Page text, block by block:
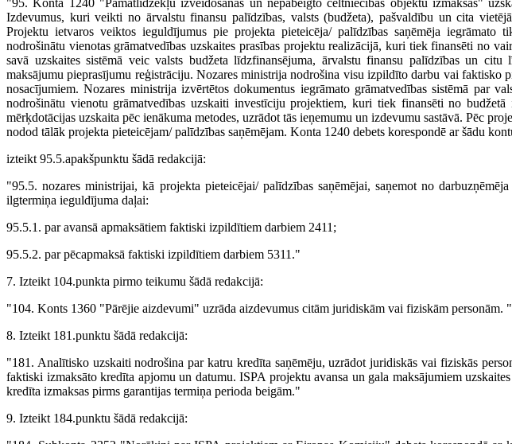
"95. Kontā 1240 "Pamatlīdzekļu izveidošanas un nepabeigto celtniecības objektu izmaksas"
Izdevumus, kuri veikti no ārvalstu finansu palīdzības, valsts (budžeta), pašvaldību un cita
Projektu ietvaros veiktos ieguldījumus pie projekta pieteicēja/ palīdzības saņēmēja iegrāmato
nodrošinātu vienotas grāmatvedības uzskaites prasības projektu realizācijā, kuri tiek finansēti no
savā uzskaites sistēmā veic valsts budžeta līdzfinansējuma, ārvalstu finansu palīdzības un citu
maksājumu pieprasījumu reģistrāciju. Nozares ministrija nodrošina visu izpildīto darbu vai faktisko
nosacījumiem. Nozares ministrija izvērtētos dokumentus iegrāmato grāmatvedības sistēmā par
nodrošinātu vienotu grāmatvedības uzskaiti investīciju projektiem, kuri tiek finansēti no
mērķdotācijas uzskaita pēc ienākuma metodes, uzrādot tās ieņemumu un izdevumu sastāvā. Pēc
nodod tālāk projekta pieteicējam/ palīdzības saņēmējam. Konta 1240 debets korespondē ar šādu
izteikt 95.5.apakšpunktu šādā redakcijā:
"95.5. nozares ministrijai, kā projekta pieteicējai/ palīdzības saņēmējai, saņemot no
ilgtermiņa ieguldījuma daļai:
95.5.1. par avansā apmaksātiem faktiski izpildītiem darbiem 2411;
95.5.2. par pēcapmaksā faktiski izpildītiem darbiem 5311."
7. Izteikt 104.punkta pirmo teikumu šādā redakcijā:
"104. Konts 1360 "Pārējie aizdevumi" uzrāda aizdevumus citām juridiskām vai fiziskām personām. "
8. Izteikt 181.punktu šādā redakcijā:
"181. Analītisko uzskaiti nodrošina par katru kredīta saņēmēju, uzrādot juridiskās vai fiziskās
faktiski izmaksāto kredīta apjomu un datumu. ISPA projektu avansa un gala maksājumiem
kredīta izmaksas pirms garantijas termiņa perioda beigām."
9. Izteikt 184.punktu šādā redakcijā: